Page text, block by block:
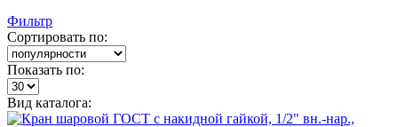
Фильтр
Сортировать по:
Показать по:
Вид каталога: